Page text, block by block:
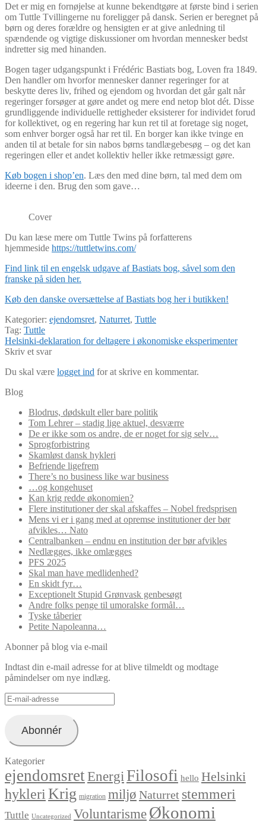
Det er mig en fornøjelse at kunne bekendtgøre at første bind i serien
om Tuttle Tvillingerne nu foreligger på dansk. Serien er beregnet på
børn og deres forældre og hensigten er at give anledning til
spændende og vigtige diskussioner om hvordan mennesker bedst
indretter sig med hinanden.
Bogen tager udgangspunkt i Frédéric Bastiats bog, Loven fra 1849.
Den handler om hvorfor mennesker danner regeringer for at
beskytte deres liv, frihed og ejendom og hvordan det går galt når
regeringer forsøger at gøre andet og mere end netop blot dét. Disse
grundliggende individuelle rettigheder eksisterer for individet forud
for kollektivet, og en regering har kun ret til at foretage sig noget,
som enhver borger også har ret til. En borger kan ikke tvinge en
anden til at betale for sin nabos børns tandlægebesøg – og det kan
regeringen eller et andet kollektiv heller ikke retmæssigt gøre.
Køb bogen i shop’en. Læs den med dine børn, tal med dem om
ideerne i den. Brug den som gave…
Cover
Du kan læse mere om Tuttle Twins på forfatterens
hjemmeside https://tuttletwins.com/
Find link til en engelsk udgave af Bastiats bog, såvel som den
franske på siden her.
Køb den danske oversættelse af Bastiats bog her i butikken!
Kategorier: ejendomsret, Naturret, Tuttle
Tag: Tuttle
Indlægsnavigation
Næste
indlæg:
Helsinki-deklaration for deltagere i økonomiske eksperimenter
Skriv et svar
Du skal være logget ind for at skrive en kommentar.
Blog
Blodrus, dødskult eller bare politik
Tom Lehrer – stadig lige aktuel, desværre
De er ikke som os andre, de er noget for sig selv…
Sprogforbistring
Skamløst dansk hykleri
Befriende ligefrem
There’s no business like war business
…og kongehuset
Kan krig redde økonomien?
Flere institutioner der skal afskaffes – Nobel fredsprisen
Mens vi er i gang med at opremse institutioner der bør
afvikles… Nato
Centralbanken – endnu en institution der bør afvikles
Nedlægges, ikke omlægges
PFS 2025
Skal man have medlidenhed?
En skidt fyr…
Exceptionelt Stupid Grønvask genbesøgt
Andre folks penge til umoralske formål…
Tyske tåberier
Petite Napoleanna…
Abonner på blog via e-mail
Indtast din e-mail adresse for at blive tilmeldt og modtage
påmindelser om nye indlæg.
E-
mail-
Abonnér
Kategorier
ejendomsretEnergi Filosofi hello Helsinki
hykleri Krig migration miljø Naturret stemmeri
Tuttle Uncategorized VoluntarismeØkonomi